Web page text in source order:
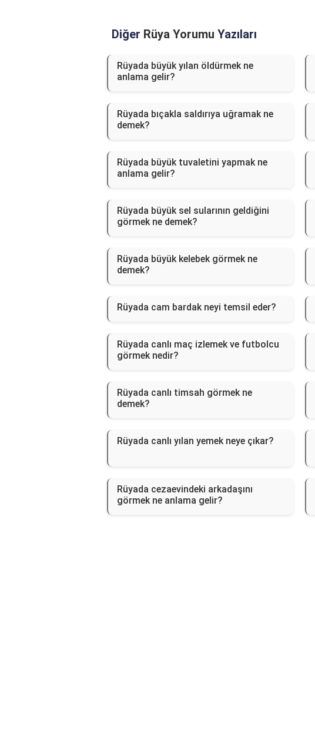
Diğer Rüya Yorumu Yazıları
Rüyada büyük yılan öldürmek ne
anlama gelir?
Rüyada bıçakla saldırıya uğramak ne
demek?
Rüyada büyük tuvaletini yapmak ne
anlama gelir?
Rüyada büyük sel sularının geldiğini
görmek ne demek?
Rüyada büyük kelebek görmek ne
demek?
Rüyada cam bardak neyi temsil eder?
Rüyada canlı maç izlemek ve futbolcu
görmek nedir?
Rüyada canlı timsah görmek ne
demek?
Rüyada canlı yılan yemek neye çıkar?
Rüyada cezaevindeki arkadaşını
görmek ne anlama gelir?